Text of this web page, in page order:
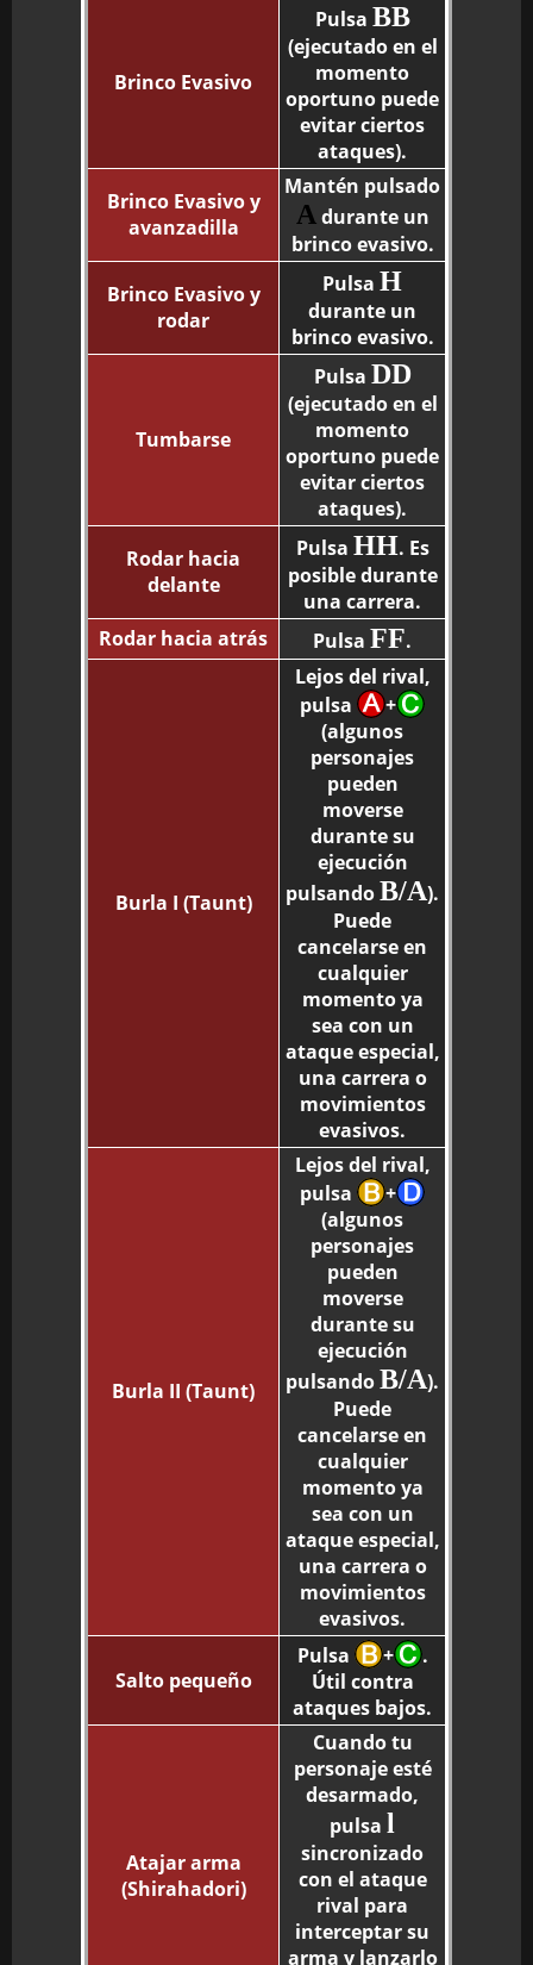
Brinco Evasivo
Pulsa BB
(ejecutado en el
momento
oportuno puede
evitar ciertos
ataques).
Brinco Evasivo y
avanzadilla
Mantén pulsado
Adurante un
brinco evasivo.
Brinco Evasivo y
rodar
Pulsa H
durante un
brinco evasivo.
Tumbarse
Pulsa DD
(ejecutado en el
momento
oportuno puede
evitar ciertos
ataques).
Rodar hacia
delante
Pulsa HH. Es
posible durante
una carrera.
Rodar hacia atrás
Pulsa FF.
Burla I (Taunt)
Lejos del rival,
pulsa
+
(algunos
personajes
pueden
moverse
durante su
ejecución
pulsandoB/A).
Puede
cancelarse en
cualquier
momento ya
sea con un
ataque especial,
una carrera o
movimientos
evasivos.
Burla II (Taunt)
Lejos del rival,
pulsa
+
(algunos
personajes
pueden
moverse
durante su
ejecución
pulsandoB/A).
Puede
cancelarse en
cualquier
momento ya
sea con un
ataque especial,
una carrera o
movimientos
evasivos.
Salto pequeño
Pulsa +
.
Útil contra
ataques bajos.
Atajar arma
(Shirahadori)
Cuando tu
personaje esté
desarmado,
pulsa l
sincronizado
con el ataque
rival para
interceptar su
arma y lanzarlo